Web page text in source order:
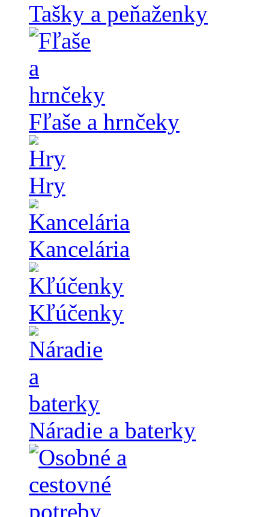
Tašky a peňaženky
Fľaše a hrnčeky
Hry
Kancelária
Kľúčenky
Náradie a baterky